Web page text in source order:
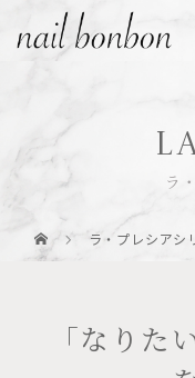
ラ
ラ・プレシアシ
「なりた